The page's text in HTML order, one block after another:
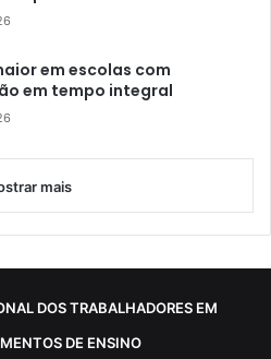
em escolas com
em tempo integral
mais
DOS TRABALHADORES EM
DE ENSINO